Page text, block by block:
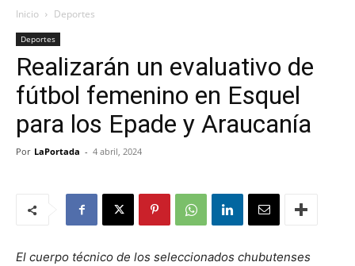
Portada
Inicio Deportes
Deportes
Realizarán un evaluativo de
fútbol femenino en Esquel
para los Epade y Araucanía
Por LaPortada - 4 abril, 2024
El cuerpo técnico de los seleccionados chubutenses